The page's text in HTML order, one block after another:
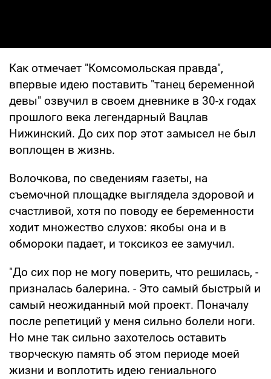
Как отмечает "Комсомольская правда",
впервые идею поставить "танец беременной
девы" озвучил в своем дневнике в 30-х годах
прошлого века легендарный Вацлав
Нижинский. До сих пор этот замысел не был
воплощен в жизнь.
Волочкова, по сведениям газеты, на
съемочной площадке выглядела здоровой и
счастливой, хотя по поводу ее беременности
ходит множество слухов: якобы она и в
обмороки падает, и токсикоз ее замучил.
"До сих пор не могу поверить, что решилась, -
призналась балерина. - Это самый быстрый и
самый неожиданный мой проект. Поначалу
после репетиций у меня сильно болели ноги.
Но мне так сильно захотелось оставить
творческую память об этом периоде моей
жизни и воплотить идею гениального